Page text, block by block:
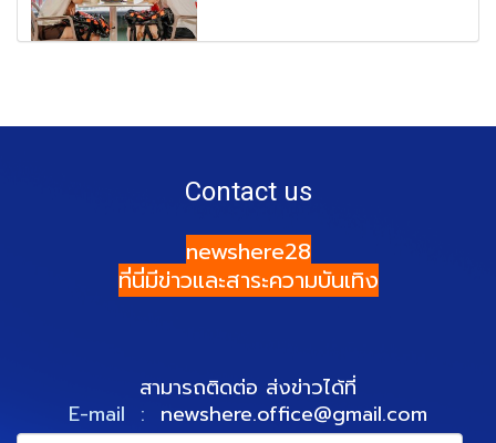
Contact us
newshere28
ที่นี่มีข่าวและสาระความบันเทิง
สามารถติดต่อ ส่งข่าวได้ที่
E-mail : newshere.office@gmail.com